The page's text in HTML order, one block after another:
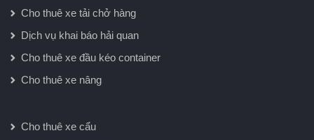
Cho thuê xe tải chở hàng
Dịch vụ khai báo hải quan
Cho thuê xe đầu kéo container
Cho thuê xe nâng
Cho thuê xe cẩu